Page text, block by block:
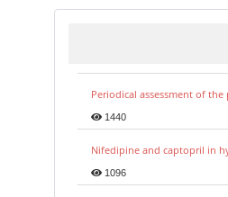
Periodical assessment of
1440
Nifedipine and captopril in
1096